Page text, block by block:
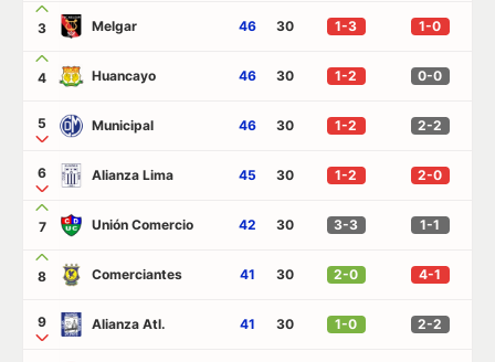
3 Melgar 46 30 1-3 1-0
4 Huancayo 46 30 1-2 0-0
5 Municipal 46 30 1-2 2-2
6 Alianza Lima 45 30 1-2 2-0
7 Unión Comercio 42 30 3-3 1-1
8 Comerciantes 41 30 2-0 4-1
9 Alianza Atl. 41 30 1-0 2-2